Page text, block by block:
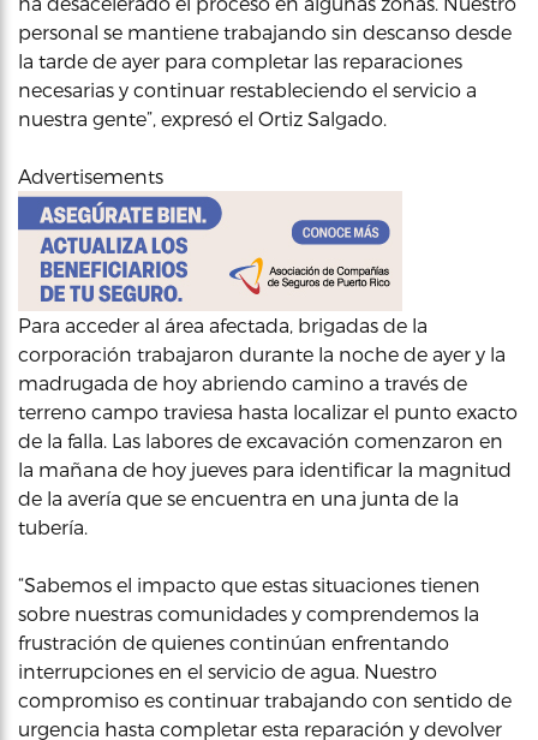
personal se mantiene trabajando sin descanso desde
la tarde de ayer para completar las reparaciones
necesarias y continuar restableciendo el servicio a
nuestra gente”, expresó el Ortiz Salgado.
Advertisements
Para acceder al área afectada, brigadas de la
corporación trabajaron durante la noche de ayer y la
madrugada de hoy abriendo camino a través de
terreno campo traviesa hasta localizar el punto exacto
de la falla. Las labores de excavación comenzaron en
la mañana de hoy jueves para identificar la magnitud
de la avería que se encuentra en una junta de la
tubería.
“Sabemos el impacto que estas situaciones tienen
sobre nuestras comunidades y comprendemos la
frustración de quienes continúan enfrentando
interrupciones en el servicio de agua. Nuestro
compromiso es continuar trabajando con sentido de
urgencia hasta completar esta reparación y devolver